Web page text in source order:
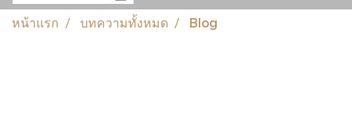
หน้าแรก บทความทั้งหมด Blog